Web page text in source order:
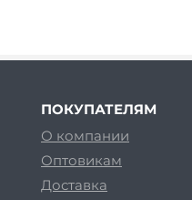
ПОКУПАТЕЛЯМ
О компании
Оптовикам
Доставка